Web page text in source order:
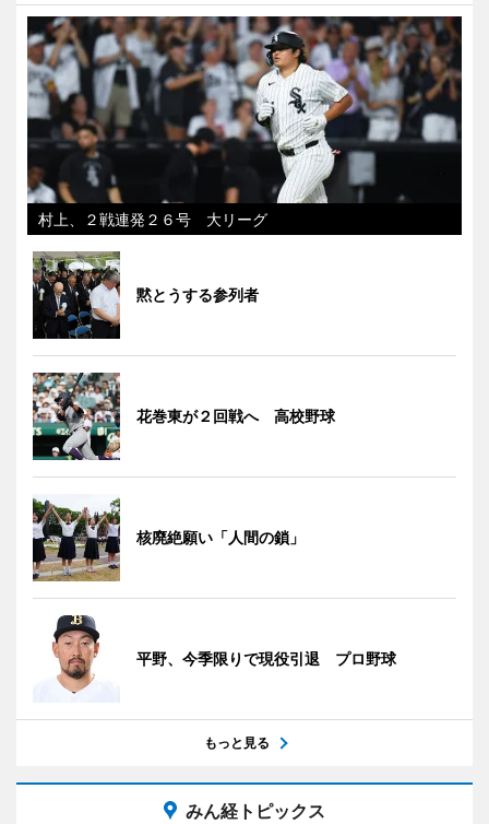
村上、２戦連発２６号 大リーグ
黙とうする参列者
花巻東が２回戦へ 高校野球
核廃絶願い「人間の鎖」
平野、今季限りで現役引退 プロ野球
もっと見る
みん経トピックス